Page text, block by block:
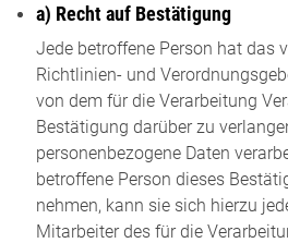
a) Recht auf Bestätigung
Jede betroffene Person hat das
Richtlinien- und
von dem für die Verarbeitung
Bestätigung darüber zu
personenbezogene Daten
betroffene Person dieses
nehmen, kann sie sich hierzu
Mitarbeiter des für die